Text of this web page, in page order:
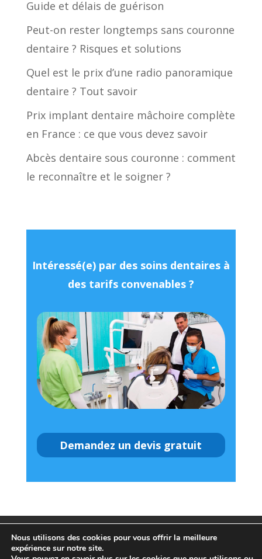
Guide et délais de guérison
Peut-on rester longtemps sans couronne
dentaire ? Risques et solutions
Quel est le prix d’une radio panoramique
dentaire ? Tout savoir
Prix implant dentaire mâchoire complète
en France : ce que vous devez savoir
Abcès dentaire sous couronne : comment
le reconnaître et le soigner ?
Intéressé(e) par des soins dentaires à
des tarifs convenables ?
Demandez un devis gratuit
Mentions légales Politique de confidentialité
Nous utilisons des cookies pour vous offrir la meilleure
expérience sur notre site.